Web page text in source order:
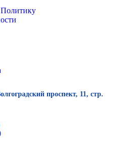
Политику
проспект, 11, стр.